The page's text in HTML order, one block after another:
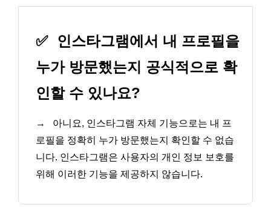
✅
인스타그램에서 내 프로필을
누가 방문했는지 공식적으로 확
인할 수 있나요?
→
아니요, 인스타그램 자체 기능으로는 내 프
로필을 정확히 누가 방문했는지 확인할 수 없습
니다. 인스타그램은 사용자의 개인 정보 보호를
위해 이러한 기능을 제공하지 않습니다.